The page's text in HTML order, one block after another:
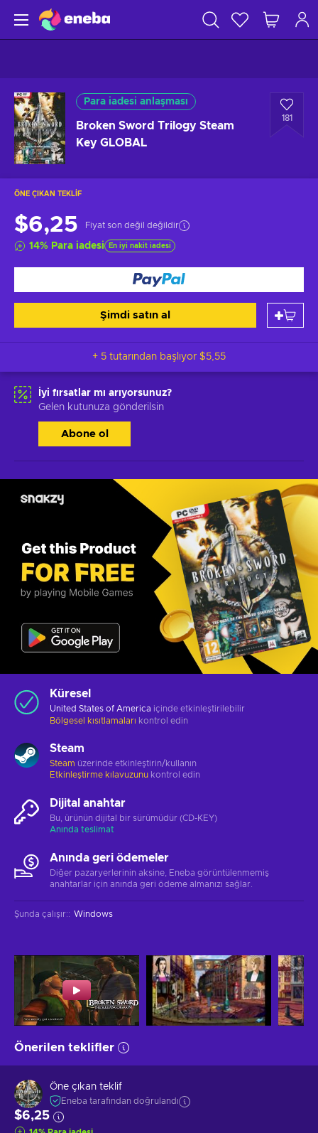
Para iadesi anlaşması
Broken Sword Trilogy Steam
Key GLOBAL
181
ÖNE ÇIKAN TEKLIF
$6,25 Fiyat son değil değildir
14% Para iadesi En iyi nakit iadesi
Şimdi satın al
+ 5 tutarından başlıyor $5,55
İyi fırsatlar mı arıyorsunuz?
Gelen kutunuza gönderilsin
Abone ol
Küresel
United States of America içinde etkinleştirilebilir
Bölgesel kısıtlamaları kontrol edin
Steam
Steam üzerinde etkinleştirin/kullanın
Etkinleştirme kılavuzunu kontrol edin
Dijital anahtar
Bu, ürünün dijital bir sürümüdür (CD-KEY)
Anında teslimat
Anında geri ödemeler
Diğer pazaryerlerinin aksine, Eneba görüntülenmemiş
anahtarlar için anında geri ödeme almanızı sağlar.
Şunda çalışır:: Windows
Önerilen teklifler
Öne çıkan teklif
Eneba tarafından doğrulandı
$6,25